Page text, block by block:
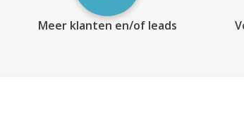
Meer klanten en/of leads